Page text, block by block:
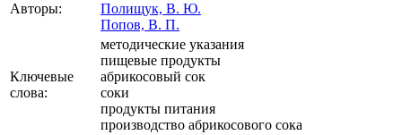
Авторы:
Полищук, В. Ю.
Попов, В. П.
Ключевые
слова:
методические указания
пищевые продукты
абрикосовый сок
соки
продукты питания
производство абрикосового сока